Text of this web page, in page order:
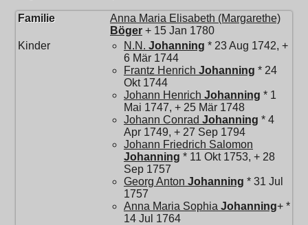
Familie
Anna Maria Elisabeth (Margarethe)
Böger + 15 Jan 1780
Kinder
N.N. Johanning * 23 Aug 1742, +
6 Mär 1744
Frantz Henrich Johanning * 24
Okt 1744
Johann Henrich Johanning * 1
Mai 1747, + 25 Mär 1748
Johann Conrad Johanning * 4
Apr 1749, + 27 Sep 1794
Johann Friedrich Salomon
Johanning * 11 Okt 1753, + 28
Sep 1757
Georg Anton Johanning * 31 Jul
1757
Anna Maria Sophia Johanning+ *
14 Jul 1764